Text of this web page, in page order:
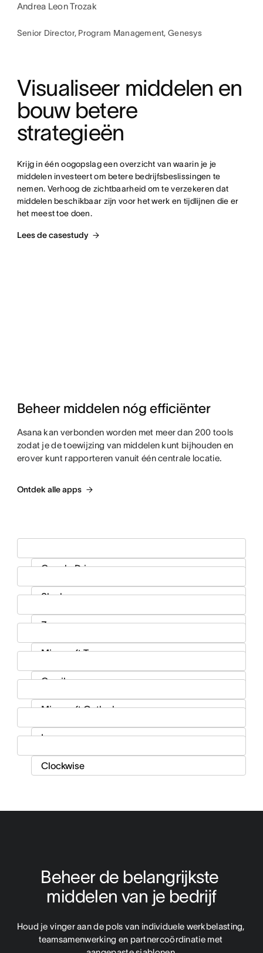
Andrea Leon Trozak
Senior Director, Program Management, Genesys
Visualiseer middelen en
bouw betere
strategieën
Krijg in één oogopslag een overzicht van waarin je je
middelen investeert om betere bedrijfsbeslissingen te
nemen. Verhoog de zichtbaarheid om te verzekeren dat
middelen beschikbaar zijn voor het werk en tijdlijnen die er
het meest toe doen.
Lees de casestudy
Beheer middelen nóg efficiënter
Asana kan verbonden worden met meer dan 200 tools
zodat je de toewijzing van middelen kunt bijhouden en
erover kunt rapporteren vanuit één centrale locatie.
Ontdek alle apps
Beheer de belangrijkste
middelen van je bedrijf
Houd je vinger aan de pols van individuele werkbelasting,
teamsamenwerking en partnercoördinatie met